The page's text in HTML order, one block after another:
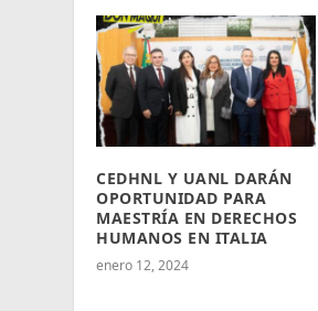
CEDHNL Y UANL DARÁN
OPORTUNIDAD PARA
MAESTRÍA EN DERECHOS
HUMANOS EN ITALIA
enero 12, 2024